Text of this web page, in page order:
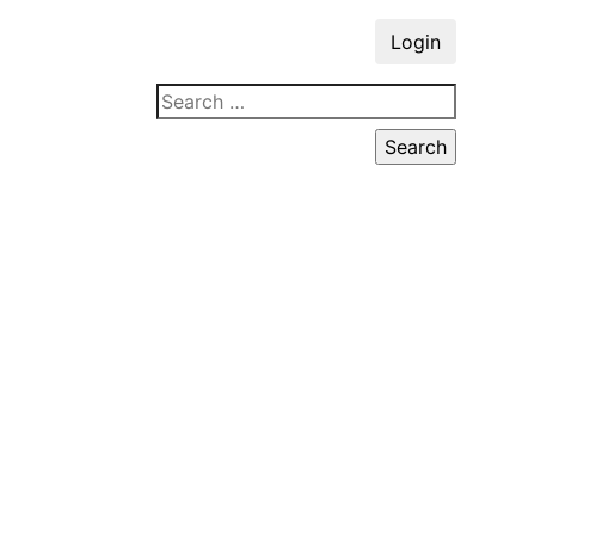
Login